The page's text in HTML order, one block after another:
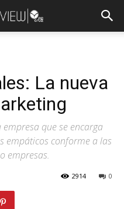
La nueva
que se encarga
empáticos conforme a las
empresas.
0
2914